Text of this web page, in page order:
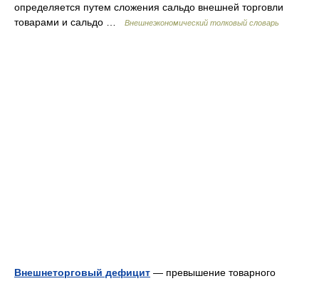
определяется путем сложения сальдо внешней торговли
товарами и сальдо …
Внешнеэкономический толковый словарь
Внешнеторговый дефицит — превышение товарного